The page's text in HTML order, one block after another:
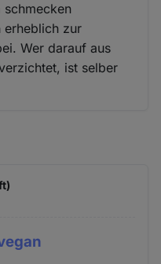
erheblich zur
Wer darauf aus
ist selber